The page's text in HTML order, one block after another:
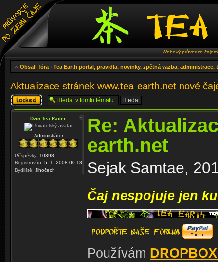
Webový průvodce
Obsah fóra ‹ Tea Earth portál, pravidla, novinky, zpětná vazba, administrace,
Aktualizace stránek www.tea-earth.net nové
Téma
uzamknuto
Dzin Tea Racer
Administrátor
Příspěvky: 10398
Registrován: 5. 1. 2008 00:18
Bydliště: Jihočech
Re:
earth.net
Sejak Samtae,
Čaj nespojuje jen
Používám